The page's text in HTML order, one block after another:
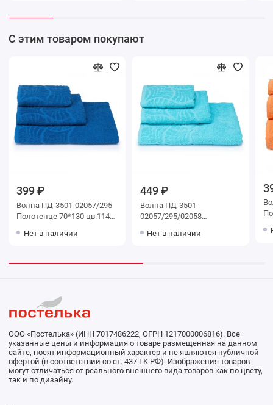
С этим товаром покупают
399 ₽
Волна ПД-3501-02057/295
Полотенце 70*130 цв.1148
Нет в наличии
449 ₽
Волна ПД-3501-
02057/295/02058
Нет в наличии
ООО «Постелька» (ИНН 7017486222, ОГРН 1217000006816). Все
указанные цены и информация о товаре размещенная на данном
сайте, носят информационный характер и не являются публичной
офертой (в соответствии со ст. 437 ГК РФ). Изображения товаров
могут отличаться от реального внешнего вида товаров как по цвету,
так и по дизайну.